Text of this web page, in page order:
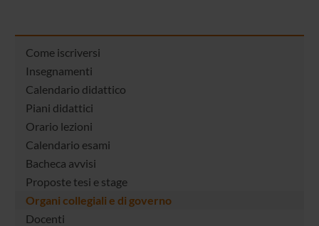
Come iscriversi
Insegnamenti
Calendario didattico
Piani didattici
Orario lezioni
Calendario esami
Bacheca avvisi
Proposte tesi e stage
Organi collegiali e di governo
Docenti